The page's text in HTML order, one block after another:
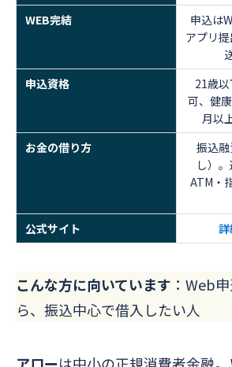
WEB完結
申込は
アプリ
申込資格
21歳
可、健
月以
お金の借り方
振込
し）
ATM・
公式サイト
こんな方に向いています ：Web
ら、振込中心で借入したい人